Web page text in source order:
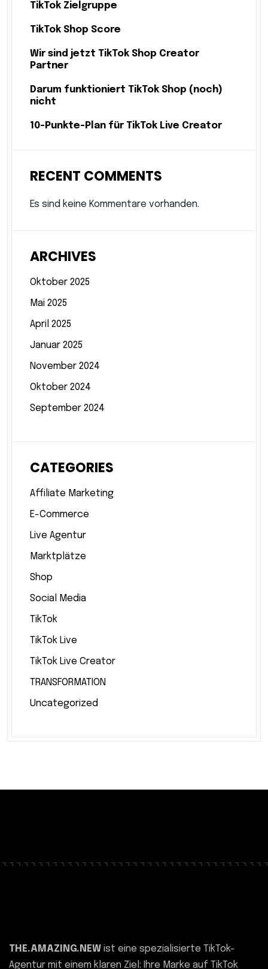
TikTok Zielgruppe
TikTok Shop Score
Wir sind jetzt TikTok Shop Creator
Partner
Darum funktioniert TikTok Shop (noch)
nicht
10-Punkte-Plan für TikTok Live Creator
RECENT COMMENTS
Es sind keine Kommentare vorhanden.
ARCHIVES
Oktober 2025
Mai 2025
April 2025
Januar 2025
November 2024
Oktober 2024
September 2024
CATEGORIES
Affiliate Marketing
E-Commerce
Live Agentur
Marktplätze
Shop
Social Media
TikTok
TikTok Live
TikTok Live Creator
TRANSFORMATION
Uncategorized
THE.AMAZING.NEW ist eine spezialisierte TikTok-
Agentur mit einem klaren Ziel: Ihre Marke auf TikTok